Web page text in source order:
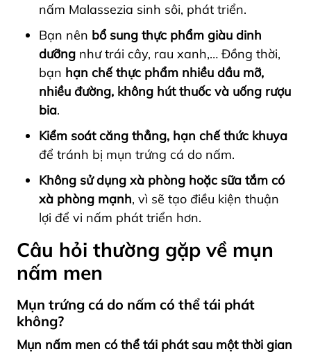
nấm Malassezia sinh sôi, phát triển.
Bạn nên bổ sung thực phẩm giàu dinh
dưỡng như trái cây, rau xanh,… Đồng thời,
bạn hạn chế thực phẩm nhiều dầu mỡ,
nhiều đường, không hút thuốc và uống rượu
bia.
Kiểm soát căng thẳng, hạn chế thức khuya
để tránh bị mụn trứng cá do nấm.
Không sử dụng xà phòng hoặc sữa tắm có
xà phòng mạnh, vì sẽ tạo điều kiện thuận
lợi để vi nấm phát triển hơn.
Câu hỏi thường gặp về mụn
nấm men
Mụn trứng cá do nấm có thể tái phát
không?
Mụn nấm men có thể tái phát sau một thời gian